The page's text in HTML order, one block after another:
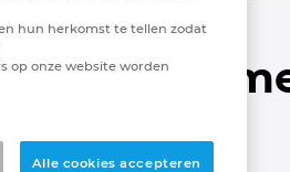
op 23
hun herkomst te tellen zodat
op onze website worden
Alle cookies accepteren